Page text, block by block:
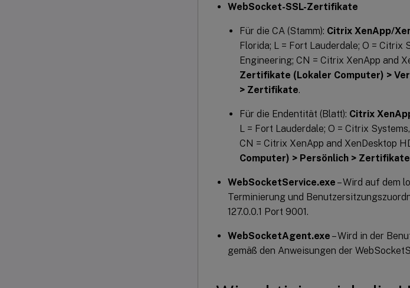
WebSocket-SSL-Zertifikate
Für die CA (Stamm): Citrix XenApp/
Florida; L = Fort Lauderdale; O = Citrix
Engineering; CN = Citrix XenApp and
Zertifikate (Lokaler Computer) >
> Zertifikate.
Für die Endentität (Blatt): Citrix
L = Fort Lauderdale; O = Citrix
CN = Citrix XenApp and XenDesktop
Computer) > Persönlich > Zertifikate
WebSocketService.exe – Wird auf dem
Terminierung und
127.0.0.1 Port 9001.
WebSocketAgent.exe – Wird in der
gemäß den Anweisungen der